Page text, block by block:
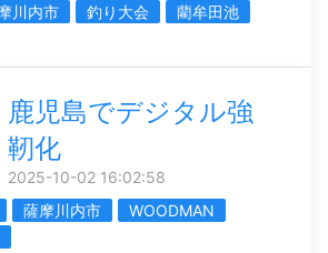
川内市 釣り大会
藺牟田池
鹿児島でデジタル強
靭化
2025-10-02 16:02:58
薩摩川内市
WOODMAN